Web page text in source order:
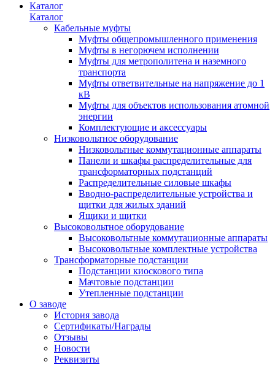
Каталог
Каталог
Кабельные муфты
Муфты общепромышленного применения
Муфты в негорючем исполнении
Муфты для метрополитена и наземного
транспорта
Муфты ответвительные на напряжение до 1
кВ
Муфты для объектов использования атомной
энергии
Комплектующие и аксессуары
Низковольтное оборудование
Низковольтные коммутационные аппараты
Панели и шкафы распределительные для
трансформаторных подстанций
Распределительные силовые шкафы
Вводно-распределительные устройства и
щитки для жилых зданий
Ящики и щитки
Высоковольтное оборудование
Высоковольтные коммутационные аппараты
Высоковольтные комплектные устройства
Трансформаторные подстанции
Подстанции киоскового типа
Мачтовые подстанции
Утепленные подстанции
О заводе
История завода
Сертификаты/Награды
Отзывы
Новости
Реквизиты